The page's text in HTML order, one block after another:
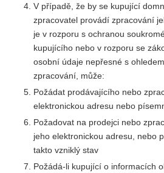
V případě, že by se kupující
zpracovatel provádí zpracování
je v rozporu s ochranou
kupujícího nebo v rozporu se
osobní údaje nepřesné s
zpracování, může:
Požádat prodávajícího nebo
elektronickou adresu nebo
Požadovat na prodejci nebo
jeho elektronickou adresu, nebo
takto vzniklý stav
Požádá-li kupující o informacích